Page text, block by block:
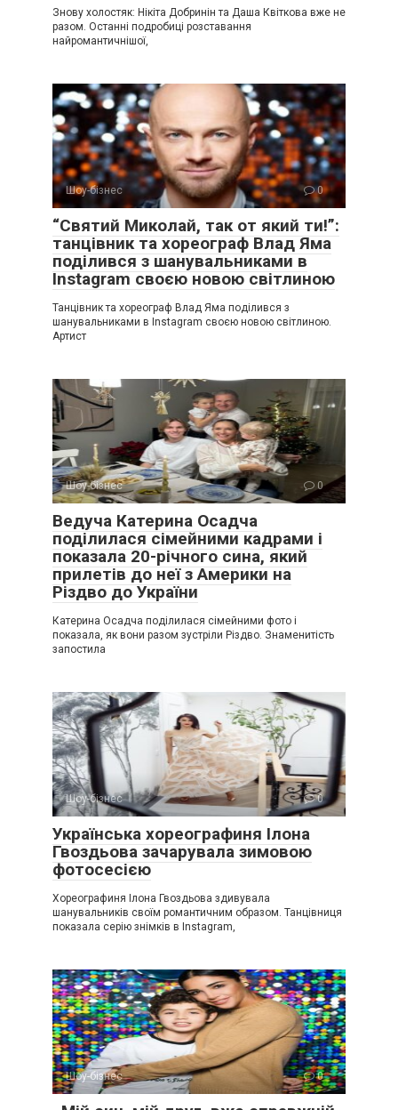
Знову холостяк: Нікіта Добринін та Даша Квіткова вже не
разом. Останні подробиці розставання
найромантичнішої,
Шоу-бізнес 0
“Святий Миколай, так от який ти!”:
танцівник та хореограф Влад Яма
поділився з шанувальниками в
Instagram своєю новою світлиною
Танцівник та хореограф Влад Яма поділився з
шанувальниками в Instagram своєю новою світлиною.
Артист
Шоу-бізнес 0
Ведуча Катерина Осадча
поділилася сімейними кадрами і
показала 20-річного сина, який
прилетів до неї з Америки на
Різдво до України
Катерина Осадча поділилася сімейними фото і
показала, як вони разом зустріли Різдво. Знаменитість
запостила
Шоу-бізнес 0
Українська хореографиня Ілона
Гвоздьова зачарувала зимовою
фотосесією
Хореографиня Ілона Гвоздьова здивувала
шанувальників своїм романтичним образом. Танцівниця
показала серію знімків в Instagram,
Шоу-бізнес 0